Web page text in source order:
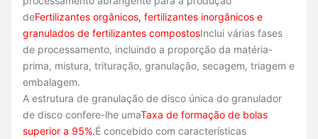
deFertilizantes orgânicos, fertilizantes inorgânicos e
granulados de fertilizantes compostosInclui várias fases
de processamento, incluindo a proporção da matéria-
prima, mistura, trituração, granulação, secagem, triagem e
embalagem.
A estrutura de granulação de disco única do granulador
de disco confere-lhe umaTaxa de formação de bolas
superior a 95%.É concebido com características